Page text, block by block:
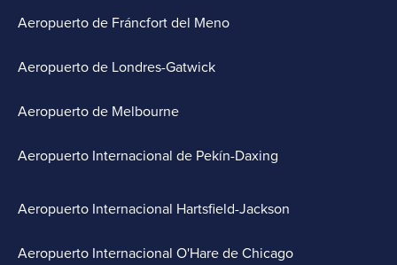
Aeropuerto de Fráncfort del Meno
Aeropuerto de Londres-Gatwick
Aeropuerto de Melbourne
Aeropuerto Internacional de Pekín-Daxing
Aeropuerto Internacional Hartsfield-Jackson
Aeropuerto Internacional O'Hare de Chicago